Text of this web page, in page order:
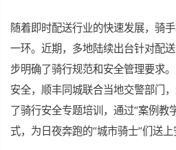
随着即时配送行业的快速发展，骑
一环。近期，多地陆续出台针对配
步明确了骑行规范和安全管理要求
安全， 顺丰同城联合当地交警部门
了骑行安全专题培训，通过“案例教
式，为日夜奔跑的“城市骑士”们送上